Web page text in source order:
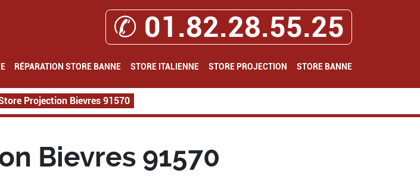
✆ 01.82.28.55.25
RÉPARATION STORE BANNE STORE ITALIENNE STORE PROJECTION STORE BANNE
Projection Bievres 91570
Bievres 91570